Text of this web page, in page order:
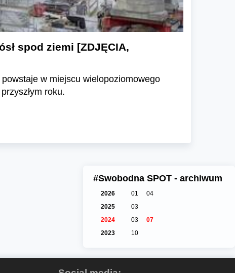
spod ziemi [ZDJĘCIA,
w miejscu wielopoziomowego
roku.
#Swobodna SPOT - archiwum
2026 01
04
2025
03
2024
03
07
2023
10